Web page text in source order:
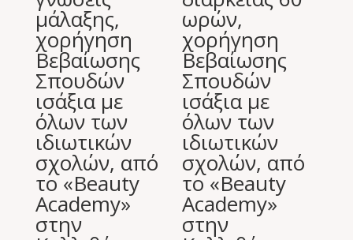
μάλαξης,
χορήγηση
Βεβαίωσης
Σπουδών
ισάξια με
όλων των
ιδιωτικών
σχολών, από
το «Beauty
Academy»
στην
ωρών,
χορήγηση
Βεβαίωσης
Σπουδών
ισάξια με
όλων των
ιδιωτικών
σχολών, από
το «Beauty
Academy»
στην